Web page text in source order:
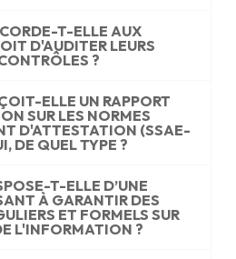
T-ELLE AUX
D'AUDITER LEURS
?
ELLE UN RAPPORT
SUR LES NORMES
D'ATTESTATION (SSAE-
DE QUEL TYPE ?
T-ELLE D’UNE
À GARANTIR DES
ET FORMELS SUR
L'INFORMATION ?